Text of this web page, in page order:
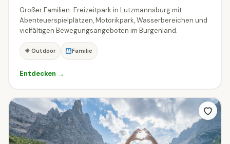
Natur & Outdoor 35 Radfahren & MTB
Seen & Baden 197 🏛Städte & Architektur
Tierwelt & Naturparks
♨Wellness & Thermen
Ausstattung
Was bringt das Ziel mit?
Großer Familien-Freizeitpark in Lutzmannsburg mit
Abenteuerspielplätzen, Motorikpark, Wasserbereichen und
vielfältigen Bewegungsangeboten im Burgenland.
☀ Outdoor Familie
Entdecken →